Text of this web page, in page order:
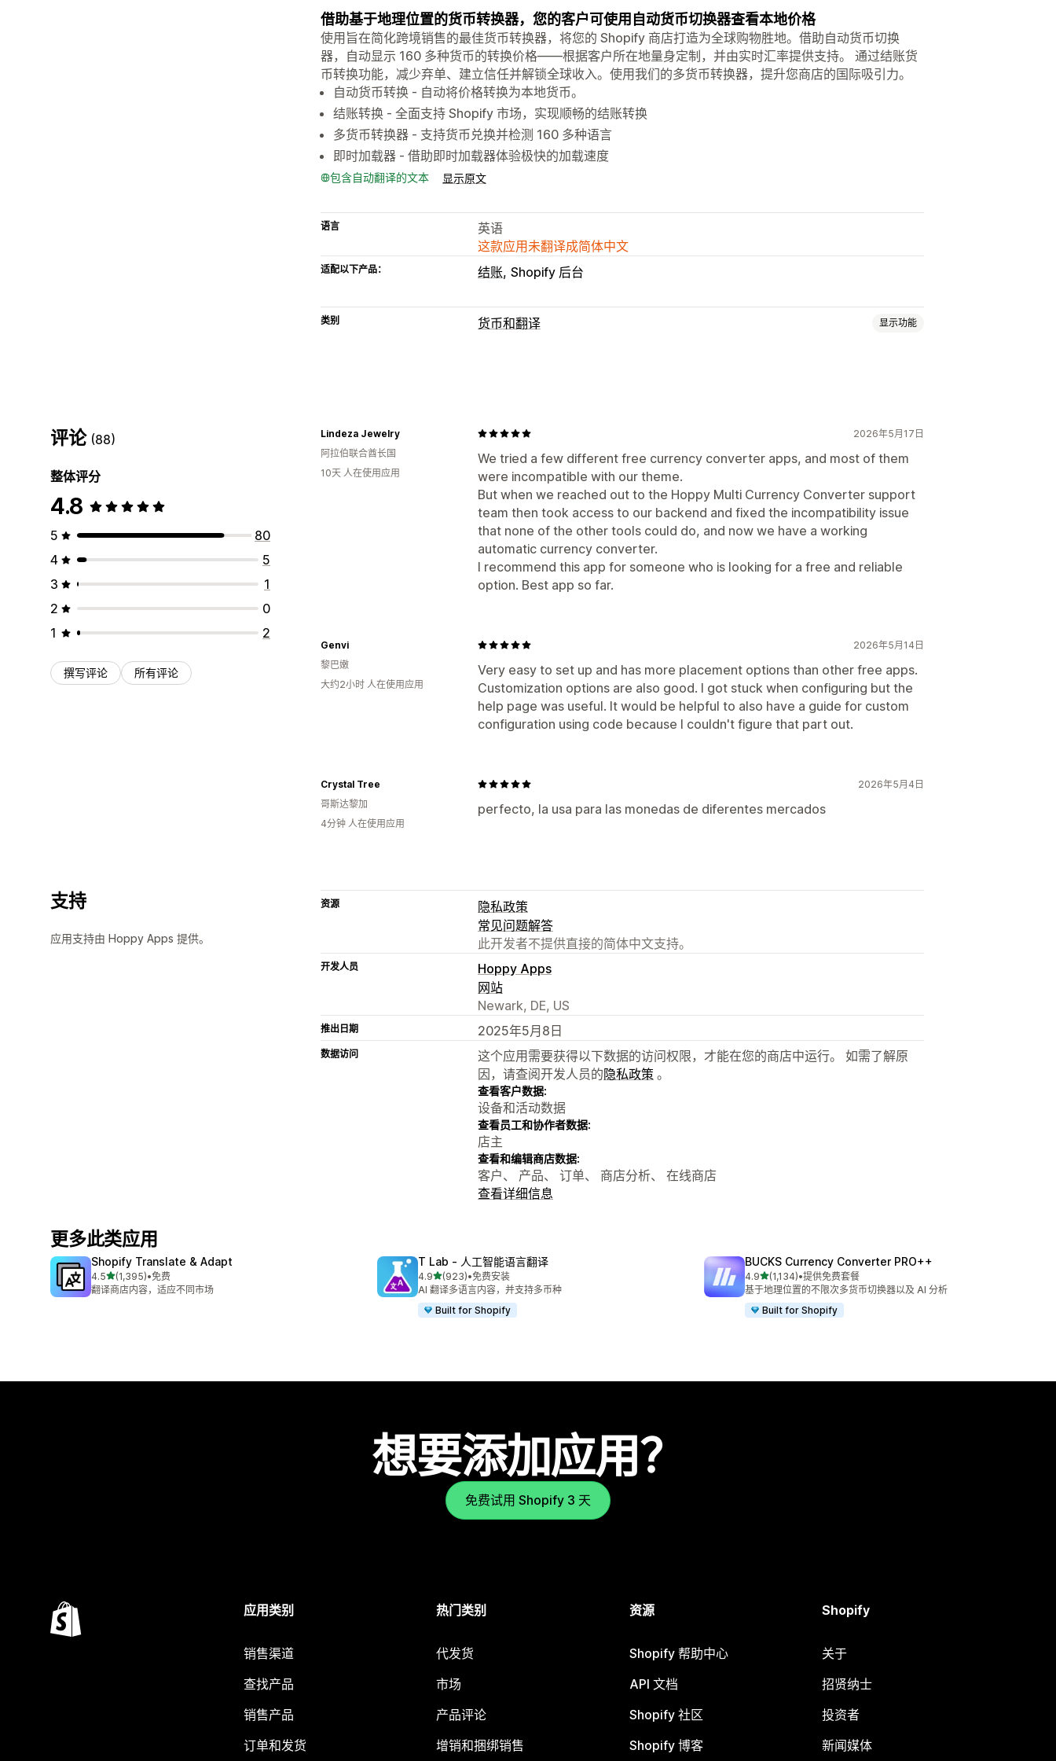
借助基于地理位置的货币转换器，您的客户可使用自动货币切换器查看本地价格
使用旨在简化跨境销售的最佳货币转换器，将您的 Shopify 商店打造为全球购物胜地。借助自动货币切换
器，自动显示 160 多种货币的转换价格——根据客户所在地量身定制，并由实时汇率提供支持。 通过结账货
币转换功能，减少弃单、建立信任并解锁全球收入。使用我们的多货币转换器，提升您商店的国际吸引力。
自动货币转换 - 自动将价格转换为本地货币。
结账转换 - 全面支持 Shopify 市场，实现顺畅的结账转换
多货币转换器 - 支持货币兑换并检测 160 多种语言
即时加载器 - 借助即时加载器体验极快的加载速度
包含自动翻译的文本 显示原文
语言
英语
这款应用未翻译成简体中文
适配以下产品： 结账 Shopify 后台
类别 货币和翻译 显示功能
评论 (88)
整体评分
4.8
5
80
4
5
3
1
2
0
1
2
撰写评论 所有评论
2026年5月17日
We tried a few different free currency converter apps, and most of them
were incompatible with our theme.
But when we reached out to the Hoppy Multi Currency Converter support
team then took access to our backend and fixed the incompatibility issue
that none of the other tools could do, and now we have a working
automatic currency converter.
I recommend this app for someone who is looking for a free and reliable
option. Best app so far.
Lindeza Jewelry
阿拉伯联合酋长国
10天 人在使用应用
2026年5月14日
Very easy to set up and has more placement options than other free apps.
Customization options are also good. I got stuck when configuring but the
help page was useful. It would be helpful to also have a guide for custom
configuration using code because I couldn't figure that part out.
Genvi
黎巴嫩
大约2小时 人在使用应用
2026年5月4日
perfecto, la usa para las monedas de diferentes mercados
Crystal Tree
哥斯达黎加
4分钟 人在使用应用
支持
应用支持由 Hoppy Apps 提供。
资源
隐私政策
常见问题解答
此开发者不提供直接的简体中文支持。
开发人员
Hoppy Apps
网站
Newark, DE, US
推出日期 2025年5月8日
数据访问
这个应用需要获得以下数据的访问权限，才能在您的商店中运行。 如需了解原
因，请查阅开发人员的隐私政策 。
查看客户数据:
设备和活动数据
查看员工和协作者数据:
店主
查看和编辑商店数据:
客户、 产品、 订单、 商店分析、 在线商店
查看详细信息
更多此类应用
Shopify Translate & Adapt
4.5星（满分 5 星）
(1,395)
总共 1395 条评论
•免费
翻译商店内容，适应不同市场
T Lab ‑ 人工智能语言翻译
4.9星（满分 5 星）
(923)
总共 923 条评论
•免费安装
AI 翻译多语言内容，并支持多币种
Built for Shopify
BUCKS Currency Converter PRO++
4.9星（满分 5 星）
(1,134)
总共 1134 条评论
•提供免费套餐
基于地理位置的不限次多货币切换器以及 AI 分析
Built for Shopify
想要添加应用？
免费试用 Shopify 3 天
应用类别
销售渠道
查找产品
销售产品
订单和发货
热门类别
代发货
市场
产品评论
增销和捆绑销售
资源
Shopify 帮助中心
API 文档
Shopify 社区
Shopify 博客
Shopify
关于
招贤纳士
投资者
新闻媒体